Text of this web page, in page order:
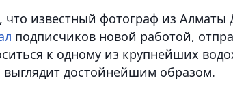
что известный фотограф из
подписчиков новой работой,
к одному из крупнейших
достойнейшим образом.